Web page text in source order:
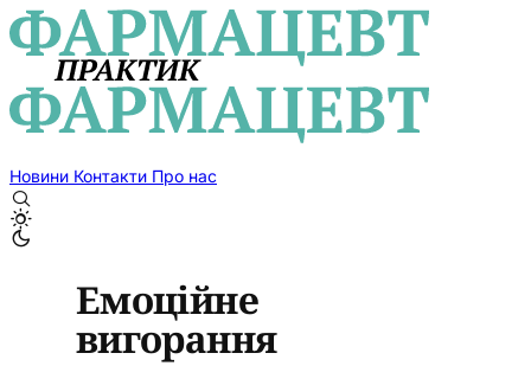
Новини Контакти Про нас
Емоційне
вигорання